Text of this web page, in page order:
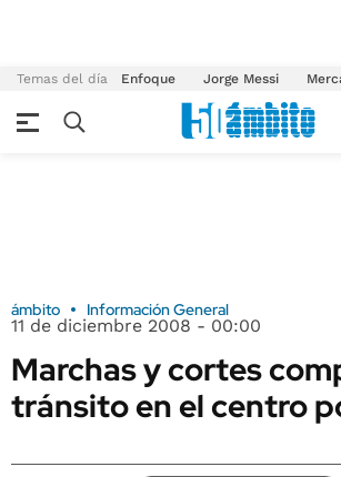
Temas del día Enfoque Jorge Messi
ámbito Información General
11 de diciembre 2008 - 00:00
Marchas y cortes
tránsito en el centro